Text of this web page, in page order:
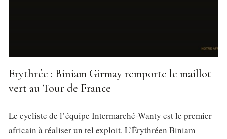
Erythrée : Biniam Girmay remporte le maillot
vert au Tour de France
Le cycliste de l’équipe Intermarché-Wanty est le premier
africain à réaliser un tel exploit. L’Érythréen Biniam